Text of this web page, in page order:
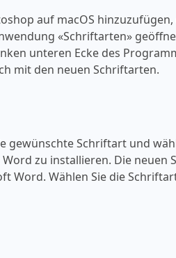
auf macOS
«‎Schriftarten»
unteren Ecke des
mit den neuen Schriftarten.
gewünschte Schriftart und
zu installieren. Die neuen
Word. Wählen Sie die